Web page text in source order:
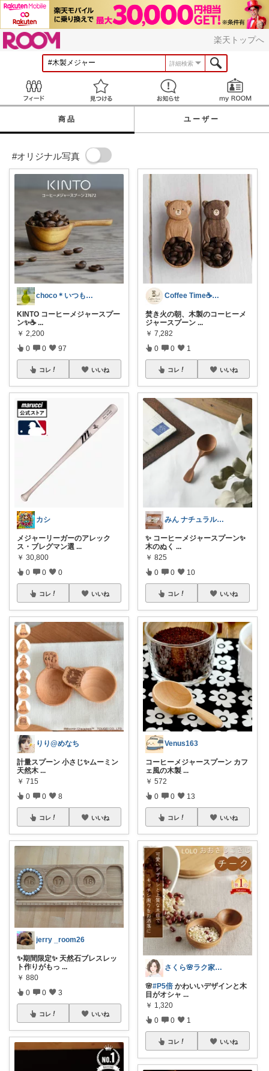
楽天トップへ
詳細検索
見つける お知らせ
商品 ユーザー
#オリジナル写真
choco＊いつもありがとうございます♡
KINTO コーヒーメジャースプー
ン✨☕...
￥ 2,200
0 0 97
コレ いいね
カシ
メジャーリーガーのアレック
ス・ブレグマン選 ...
￥ 30,800
0 0 0
コレ いいね
りり@めなち
計量スプーン 小さじ✨️ムーミン
天然木 ...
￥ 715
0 0 8
コレ いいね
jerry _room26
✨期間限定✨ 天然石ブレスレッ
ト作りがもっ ...
￥ 880
0 0 3
コレ いいね
Coffee Time☕️いいもの研究
焚き火の朝、木製のコーヒーメ
ジャースプーン ...
￥ 7,282
0 0 1
コレ いいね
みん ナチュラル✨♡*:.｡.
✨ コーヒーメジャースプーン✨
木のぬく ...
￥ 825
0 0 10
コレ いいね
Venus163
コーヒーメジャースプーン カフ
ェ風の木製 ...
￥ 572
0 0 13
コレ いいね
さくら🌸ラク家事&便利な生活雑貨🏠️
🌸#P5倍 かわいいデザインと木
目がオシャ ...
￥ 1,320
0 0 1
コレ いいね